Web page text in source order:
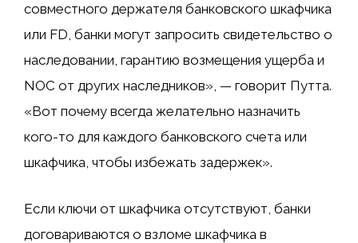
совместного держателя банковского шкафчика
или FD, банки могут запросить свидетельство о
наследовании, гарантию возмещения ущерба и
NOC от других наследников», — говорит Путта.
«Вот почему всегда желательно назначить
кого-то для каждого банковского счета или
шкафчика, чтобы избежать задержек».
Если ключи от шкафчика отсутствуют, банки
договариваются о взломе шкафчика в